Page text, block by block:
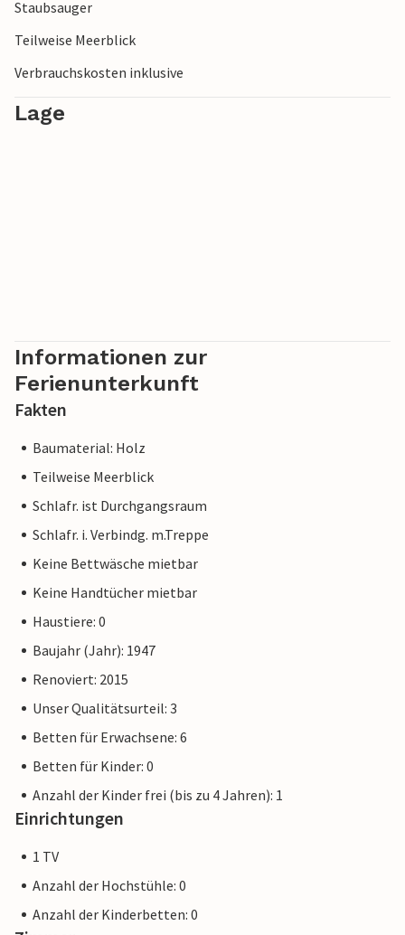
frische Krabben servieren lassen.
Staubsauger
Teilweise Meerblick
Verbrauchskosten inklusive
Lage
Informationen zur
Ferienunterkunft
Fakten
Baumaterial: Holz
Teilweise Meerblick
Schlafr. ist Durchgangsraum
Schlafr. i. Verbindg. m.Treppe
Keine Bettwäsche mietbar
Keine Handtücher mietbar
Haustiere: 0
Baujahr (Jahr): 1947
Renoviert: 2015
Unser Qualitätsurteil: 3
Betten für Erwachsene: 6
Betten für Kinder: 0
Anzahl der Kinder frei (bis zu 4 Jahren): 1
Einrichtungen
1 TV
Anzahl der Hochstühle: 0
Anzahl der Kinderbetten: 0